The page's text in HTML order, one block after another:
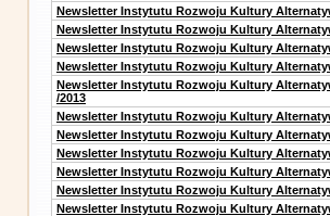
Newsletter Instytutu Rozwoju Kultury
Newsletter Instytutu Rozwoju Kultury
Newsletter Instytutu Rozwoju Kultury
Newsletter Instytutu Rozwoju Kultury
Newsletter Instytutu Rozwoju Kultury
/2013
Newsletter Instytutu Rozwoju Kultury
Newsletter Instytutu Rozwoju Kultury
Newsletter Instytutu Rozwoju Kultury
Newsletter Instytutu Rozwoju Kultury
Newsletter Instytutu Rozwoju Kultury
Newsletter Instytutu Rozwoju Kultury